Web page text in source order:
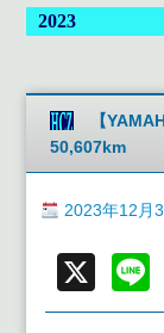
2023
【
50,607km
2023年12月
X